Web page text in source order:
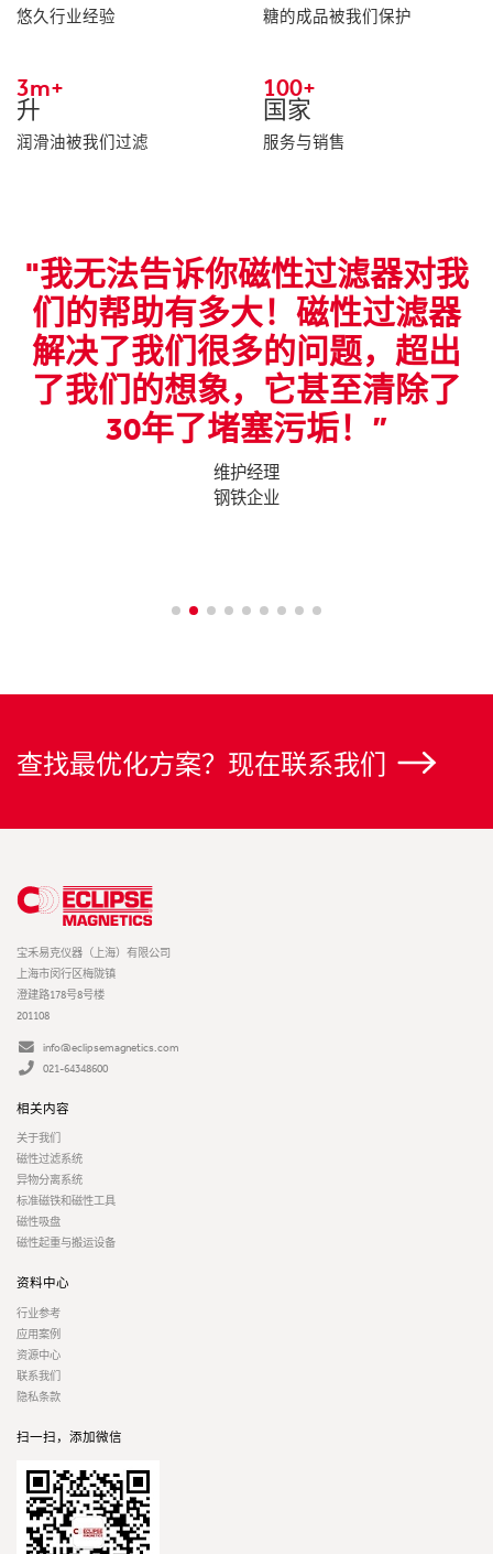
悠久行业经验 糖的成品被我们保护
3m+
升
润滑油被我们过滤
100+
国家
服务与销售
"我无法告诉你磁性过滤器对我
们的帮助有多大！磁性过滤器
解决了我们很多的问题，超出
了我们的想象，它甚至清除了
30年了堵塞污垢！”
维护经理
钢铁企业
查找最优化方案？现在联系我们
宝禾易克仪器（上海）有限公司
上海市闵行区梅陇镇
澄建路178号8号楼
201108
info@eclipsemagnetics.com
021-64348600
相关内容
关于我们
磁性过滤系统
异物分离系统
标准磁铁和磁性工具
磁性吸盘
磁性起重与搬运设备
资料中心
行业参考
应用案例
资源中心
联系我们
隐私条款
扫一扫，添加微信